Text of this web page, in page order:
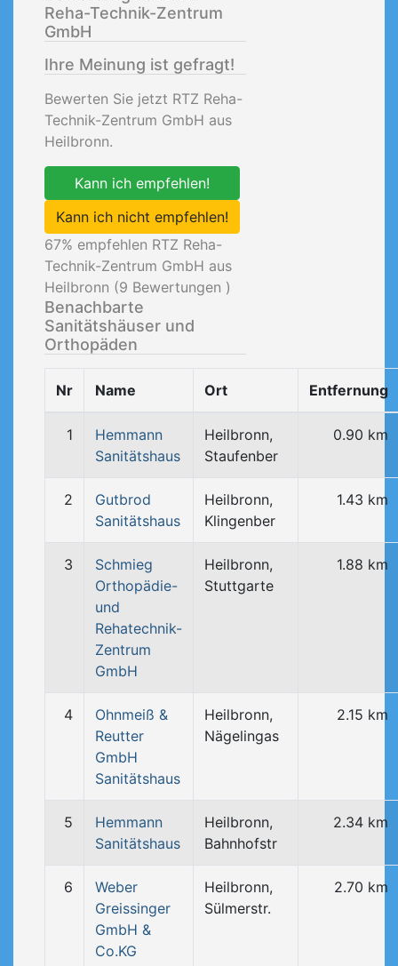
Reha-Technik-Zentrum
GmbH
Ihre Meinung ist gefragt!
Bewerten Sie jetzt RTZ Reha-
Technik-Zentrum GmbH aus
Heilbronn.
Kann ich empfehlen!
Kann ich nicht empfehlen!
67% empfehlen RTZ Reha-
Technik-Zentrum GmbH aus
Heilbronn (9 Bewertungen )
Benachbarte
Sanitätshäuser und
Orthopäden
Nr Name Ort Entfernung
1
Hemmann
Sanitätshaus
Heilbronn,
Staufenber
0.90 km
2
Gutbrod
Sanitätshaus
Heilbronn,
Klingenber
1.43 km
3
Schmieg
Orthopädie-
und
Rehatechnik-
Zentrum
GmbH
Heilbronn,
Stuttgarte
1.88 km
4
Ohnmeiß &
Reutter
GmbH
Sanitätshaus
Heilbronn,
Nägelingas
2.15 km
5
Hemmann
Sanitätshaus
Heilbronn,
Bahnhofstr
2.34 km
6
Weber
Greissinger
GmbH &
Co.KG
Heilbronn,
Sülmerstr.
2.70 km